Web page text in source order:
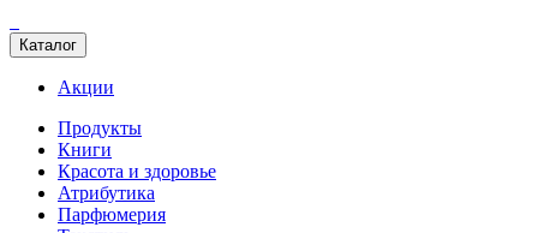
Каталог
Акции
Продукты
Книги
Красота и здоровье
Атрибутика
Парфюмерия